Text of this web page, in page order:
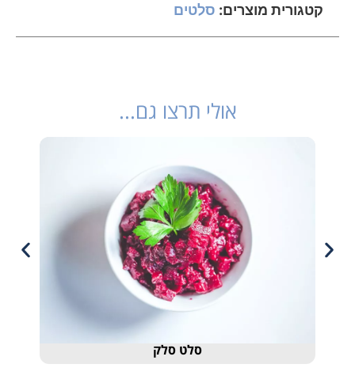
קטגורית מוצרים: סלטים
אולי תרצו גם...